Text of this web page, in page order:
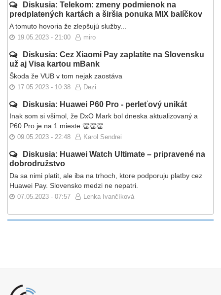
Diskusia: Telekom: zmeny podmienok na
predplatených kartách a širšia ponuka MIX balíčkov
A tomuto hovoria že zlepšujú služby...
19.05.2023 - 21:00 miro
Diskusia: Cez Xiaomi Pay zaplatíte na Slovensku
už aj Visa kartou mBank
Škoda že VUB v tom nejak zaostáva
17.05.2023 - 10:38 Dezi
Diskusia: Huawei P60 Pro - perleťový unikát
Inak som si všimol, že DxO Mark bol dneska aktualizovaný a
P60 Pro je na 1.mieste 👏👏👏
09.05.2023 - 22:48 Karol Sendrei
Diskusia: Huawei Watch Ultimate – pripravené na
dobrodružstvo
Da sa nimi platit, ale iba na trhoch, ktore podporuju platby cez
Huawei Pay. Slovensko medzi ne nepatri.
07.05.2023 - 07:57 Lenka Ivančíková